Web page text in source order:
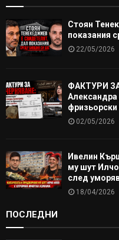
Стоян
показания
22/05/2026
ФАКТУРИ
фризьорски
02/05/2026
Ивелин
му шут
след
18/04/2026
ПОСЛЕДНИ